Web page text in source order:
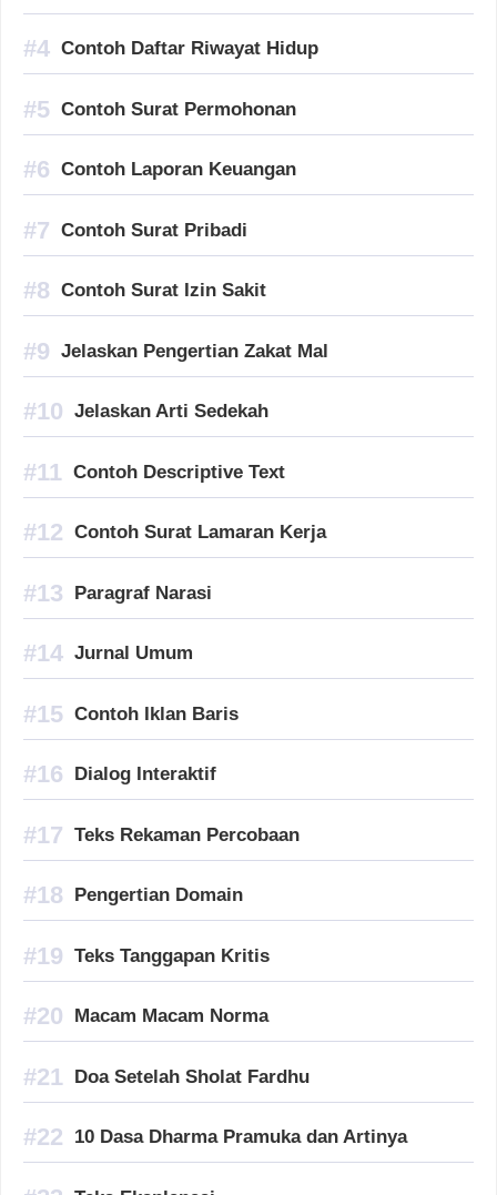
Contoh Daftar Riwayat Hidup
Contoh Surat Permohonan
Contoh Laporan Keuangan
Contoh Surat Pribadi
Contoh Surat Izin Sakit
Jelaskan Pengertian Zakat Mal
Jelaskan Arti Sedekah
Contoh Descriptive Text
Contoh Surat Lamaran Kerja
Paragraf Narasi
Jurnal Umum
Contoh Iklan Baris
Dialog Interaktif
Teks Rekaman Percobaan
Pengertian Domain
Teks Tanggapan Kritis
Macam Macam Norma
Doa Setelah Sholat Fardhu
10 Dasa Dharma Pramuka dan Artinya